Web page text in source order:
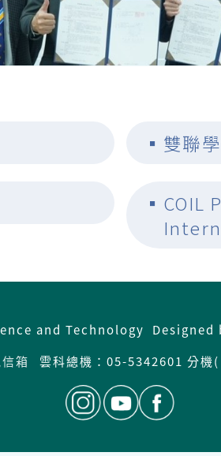
▪ 雙聯
▪ COIL
and Technology
箱
雲科總機： 05-5342601 分機